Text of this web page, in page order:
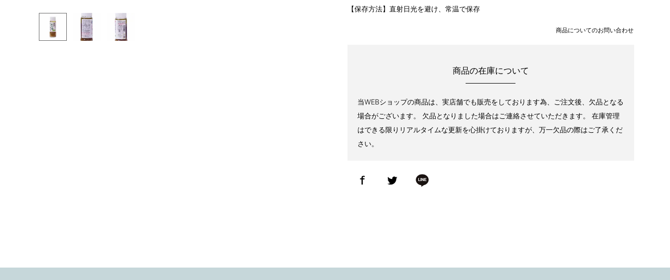
【保存方法】直射日光を避け、常温で保存
商品についてのお問い合わせ
商品の在庫について
当WEBショップの商品は、実店舗でも販売をしております為、ご注文後、欠品となる
場合がございます。 欠品となりました場合はご連絡させていただきます。 在庫管理
はできる限りリアルタイムな更新を心掛けておりますが、万一欠品の際はご了承くだ
さい。